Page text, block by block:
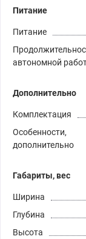
Питание
Питание
автономной
Дополнительно
Комплектация
Особенности,
дополнительно
Габариты, вес
Ширина
Глубина
Высота